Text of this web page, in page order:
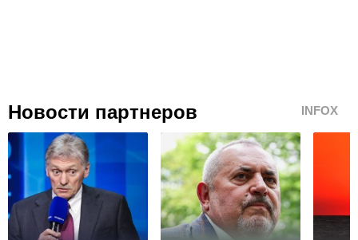
Новости партнеров INFOX